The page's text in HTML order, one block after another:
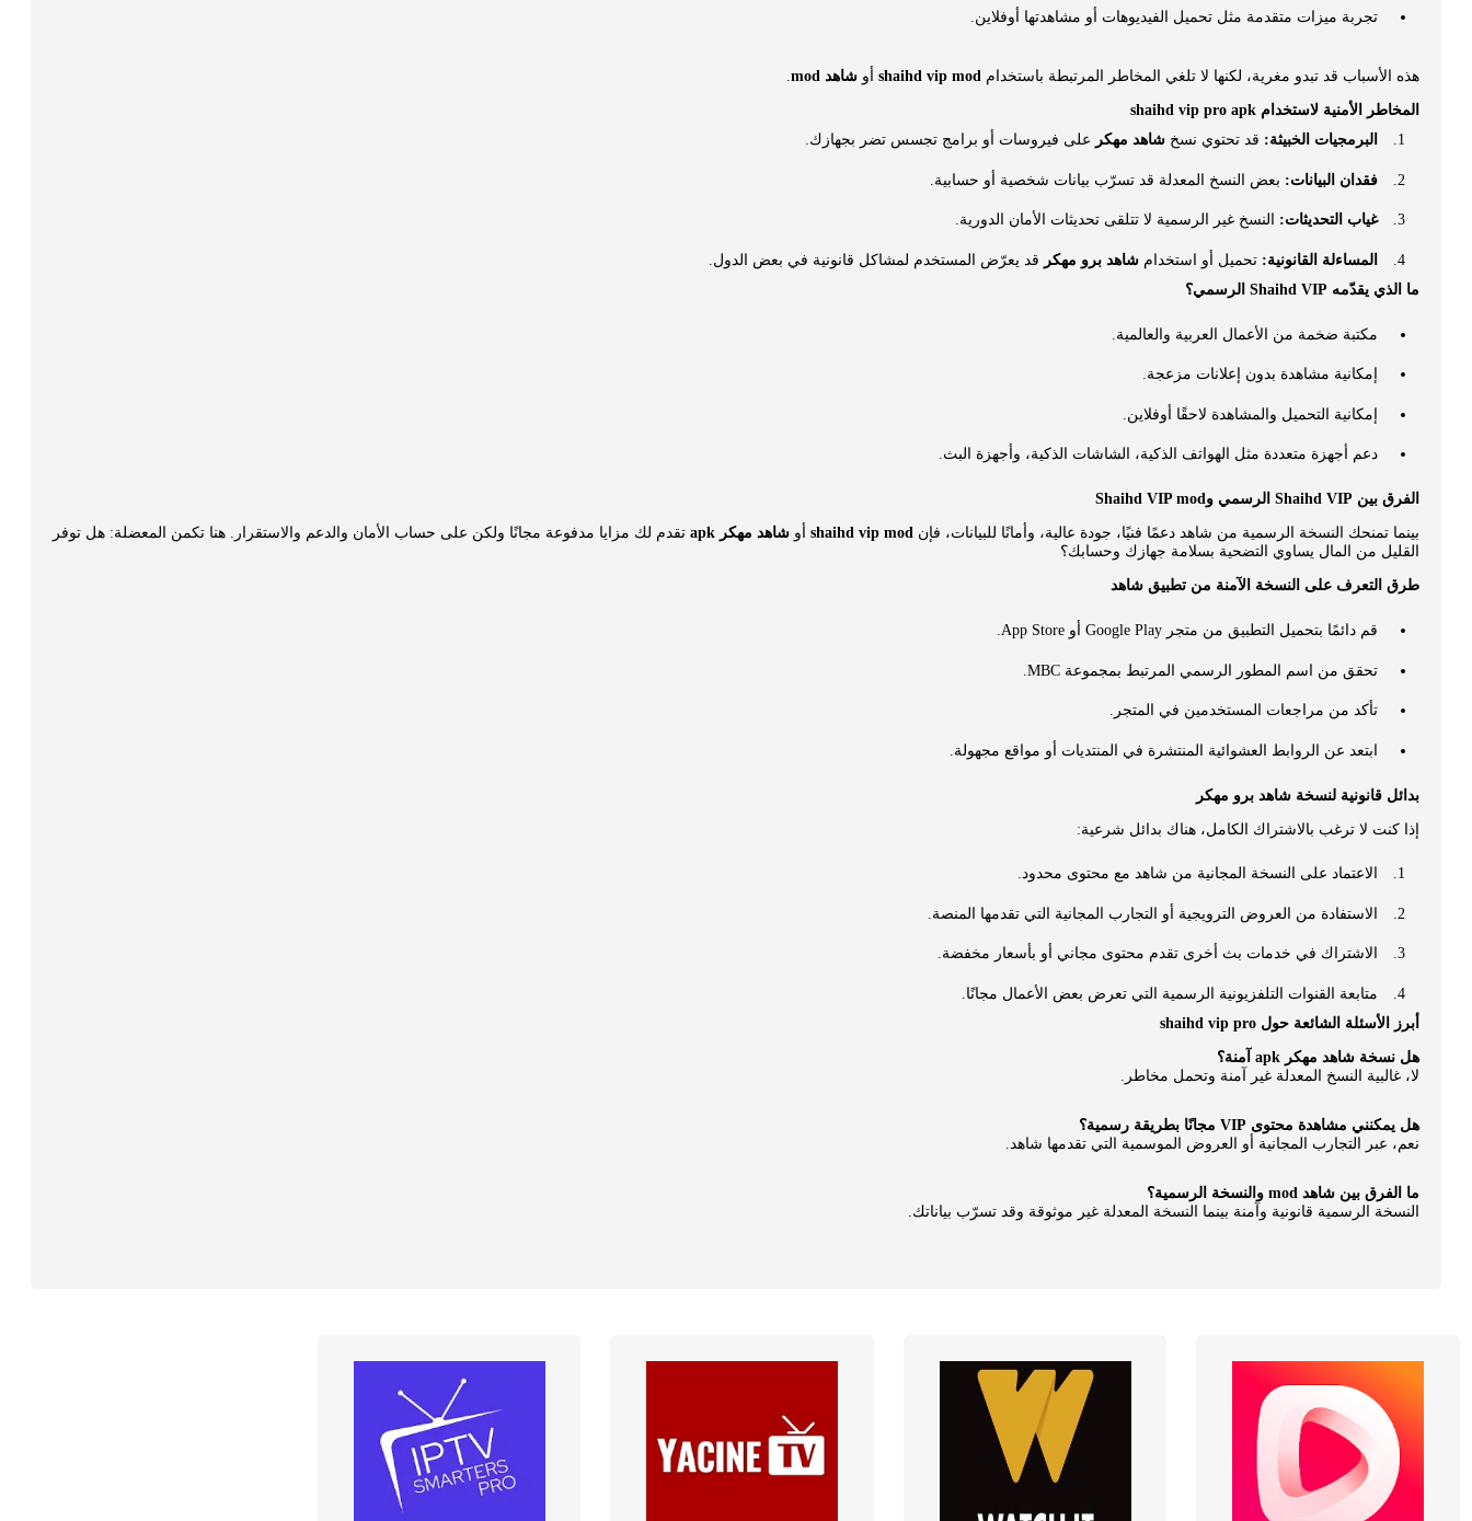
تجربة ميزات متقدمة مثل تحميل الفيديوهات أو مشاهدتها أوفلاين.
هذه الأسباب قد تبدو مغرية، لكنها لا تلغي المخاطر المرتبطة باستخدام shaihd vip mod أو شاهد mod .
المخاطر الأمنية لاستخدام shaihd vip pro apk
البرمجيات الخبيثة: قد تحتوي نسخ شاهد مهكر على فيروسات أو برامج تجسس تضر بجهازك.
فقدان البيانات: بعض النسخ المعدلة قد تسرّب بيانات شخصية أو حسابية.
غياب التحديثات: النسخ غير الرسمية لا تتلقى تحديثات الأمان الدورية.
المساءلة القانونية: تحميل أو استخدام شاهد برو مهكر قد يعرّض المستخدم لمشاكل قانونية في بعض الدول.
ما الذي يقدّمه Shaihd VIP الرسمي؟
مكتبة ضخمة من الأعمال العربية والعالمية.
إمكانية مشاهدة بدون إعلانات مزعجة.
إمكانية التحميل والمشاهدة لاحقًا أوفلاين.
دعم أجهزة متعددة مثل الهواتف الذكية، الشاشات الذكية، وأجهزة البث.
الفرق بين Shaihd VIP الرسمي وShaihd VIP mod
بينما تمنحك النسخة الرسمية من شاهد دعمًا فنيًا، جودة عالية، وأمانًا للبيانات، فإن shaihd vip mod أو شاهد مهكر apk
تقدم لك مزايا مدفوعة مجانًا ولكن على حساب الأمان والدعم والاستقرار. هنا تكمن المعضلة: هل توفر
القليل من المال يساوي التضحية بسلامة جهازك وحسابك؟
طرق التعرف على النسخة الآمنة من تطبيق شاهد
قم دائمًا بتحميل التطبيق من متجر Google Play أو App Store.
تحقق من اسم المطور الرسمي المرتبط بمجموعة MBC.
تأكد من مراجعات المستخدمين في المتجر.
ابتعد عن الروابط العشوائية المنتشرة في المنتديات أو مواقع مجهولة.
بدائل قانونية لنسخة شاهد برو مهكر
إذا كنت لا ترغب بالاشتراك الكامل، هناك بدائل شرعية:
الاعتماد على النسخة المجانية من شاهد مع محتوى محدود.
الاستفادة من العروض الترويجية أو التجارب المجانية التي تقدمها المنصة.
الاشتراك في خدمات بث أخرى تقدم محتوى مجاني أو بأسعار مخفضة.
متابعة القنوات التلفزيونية الرسمية التي تعرض بعض الأعمال مجانًا.
أبرز الأسئلة الشائعة حول shaihd vip pro
هل نسخة شاهد مهكر apk آمنة؟
لا، غالبية النسخ المعدلة غير آمنة وتحمل مخاطر.
هل يمكنني مشاهدة محتوى VIP مجانًا بطريقة رسمية؟
نعم، عبر التجارب المجانية أو العروض الموسمية التي تقدمها شاهد.
ما الفرق بين شاهد mod والنسخة الرسمية؟
النسخة الرسمية قانونية وآمنة بينما النسخة المعدلة غير موثوقة وقد تسرّب بياناتك.